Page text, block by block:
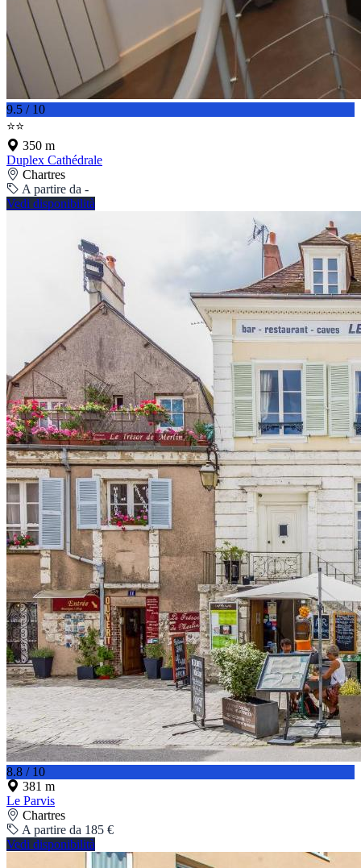
9.5 / 10
⭐⭐
350 m
Duplex Cathédrale
Chartres
A partire da -
Vedi disponibilità
8.8 / 10
381 m
Le Parvis
Chartres
A partire da 185 €
Vedi disponibilità